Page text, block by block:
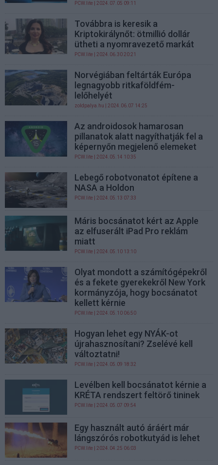
PCW.lite | 2024.07.05 09:11
Továbbra is keresik a
Kriptokirálynőt: ötmillió dollár
ütheti a nyomravezető markát
PCW.lite | 2024.06.30 20:21
Norvégiában feltárták Európa
legnagyobb ritkaföldfém-
lelőhelyét
zoldpalya.hu | 2024.06.07 14:25
Az androidosok hamarosan
pillanatok alatt nagyíthatják fel a
képernyőn megjelenő elemeket
PCW.lite | 2024.05.14 10:35
Lebegő robotvonatot építene a
NASA a Holdon
PCW.lite | 2024.05.13 07:33
Máris bocsánatot kért az Apple
az elfuserált iPad Pro reklám
miatt
PCW.lite | 2024.05.10 13:10
Olyat mondott a számítógépekről
és a fekete gyerekekről New York
kormányzója, hogy bocsánatot
kellett kérnie
PCW.lite | 2024.05.10 06:50
Hogyan lehet egy NYÁK-ot
újrahasznosítani? Zselévé kell
változtatni!
PCW.lite | 2024.05.09 18:32
Levélben kell bocsánatot kérnie a
KRÉTA rendszert feltörő tininek
PCW.lite | 2024.05.07 09:54
Egy használt autó áráért már
lángszórós robotkutyád is lehet
PCW.lite | 2024.04.25 06:03